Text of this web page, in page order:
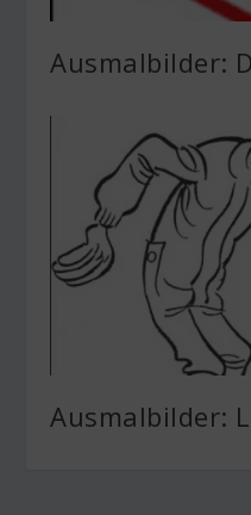
Ausmalbilder:
Ausmalbilder: